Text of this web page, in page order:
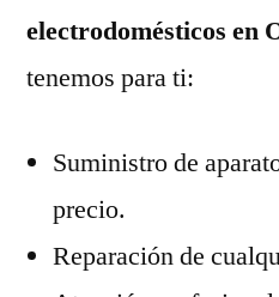
electrodomésticos en
tenemos para ti:
Suministro de
precio.
Reparación de